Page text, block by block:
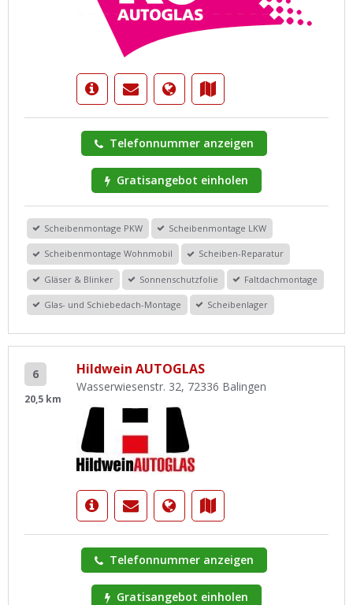
Telefonnummer anzeigen
Gratisangebot einholen
Scheibenmontage PKW Scheibenmontage LKW
Scheibenmontage Wohnmobil Scheiben-Reparatur
Gläser & Blinker Sonnenschutzfolie Faltdachmontage
Glas- und Schiebedach-Montage Scheibenlager
6
20,5 km
Hildwein AUTOGLAS
Wasserwiesenstr. 32, 72336 Balingen
Telefonnummer anzeigen
Gratisangebot einholen